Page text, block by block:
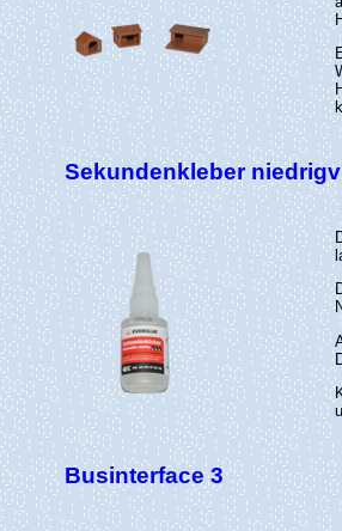
Sekundenkleber
Businterface 3